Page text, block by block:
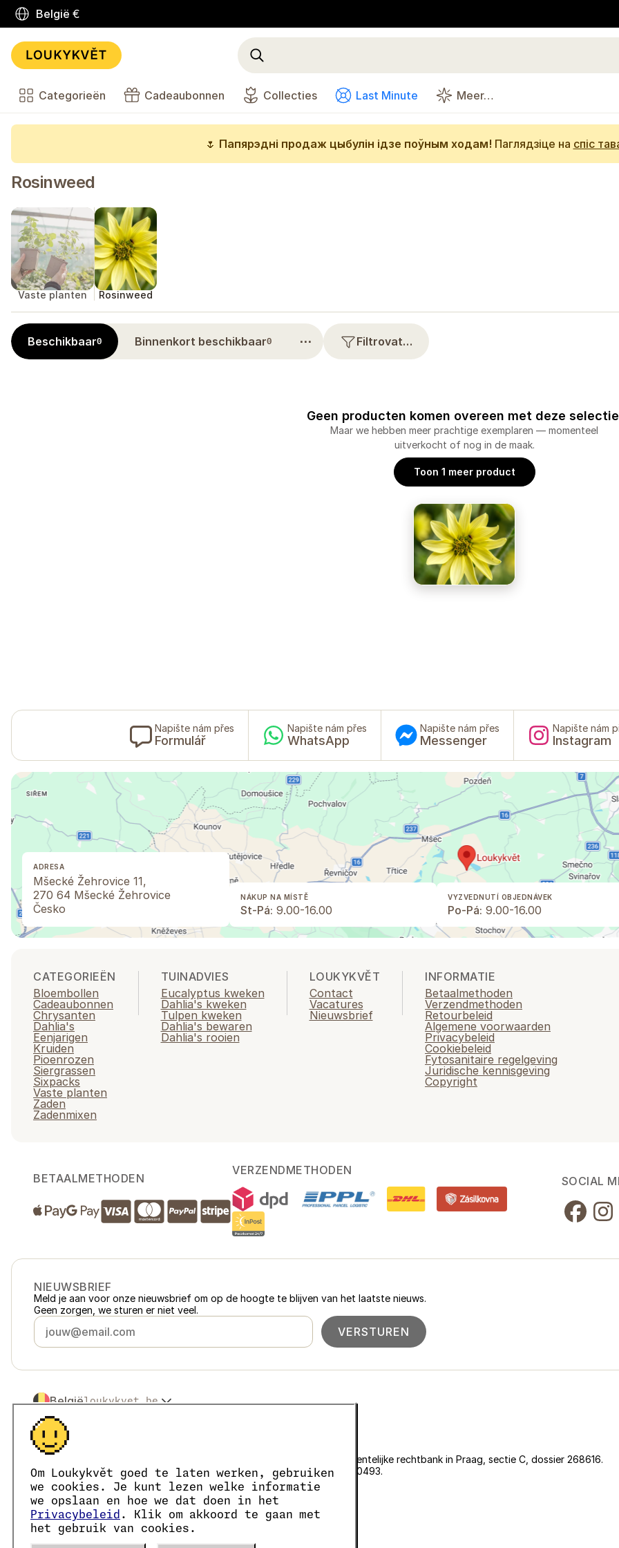
Om Loukykvět goed te laten werken, gebruiken
we cookies. Je kunt lezen welke informatie
we opslaan en hoe we dat doen in het
Privacybeleid . Klik om akkoord te gaan met
het gebruik van cookies.
België €
Categorieën Cadeaubonnen Collecties Last Minute Meer…
🌷 Папярэдні продаж цыбулін ідзе поўным ходам! Паглядзіце на спіс
Rosinweed
Vaste planten Rosinweed
Beschikbaar0 Binnenkort beschikbaar0 ⋯ Filtrovat…
Geen producten komen overeen met deze
Maar we hebben meer prachtige exemplaren — momenteel
uitverkocht of nog in de maak.
Toon 1 meer product
Napište nám přes
Formulář
Napište nám přes
WhatsApp
Napište nám přes
Messenger
Napište nám
Instagram
ADRESA
Mšecké Žehrovice 11,
270 64 Mšecké Žehrovice
Česko
NÁKUP NA MÍSTĚ
St-Pá: 9.00-16.00
VYZVEDNUTÍ OBJEDNÁVEK
Po-Pá: 9.00-16.00
CATEGORIEËN
Bloembollen
Cadeaubonnen
Chrysanten
Dahlia's
Eenjarigen
Kruiden
Pioenrozen
Siergrassen
Sixpacks
Vaste planten
Zaden
Zadenmixen
TUINADVIES
Eucalyptus kweken
Dahlia's kweken
Tulpen kweken
Dahlia's bewaren
Dahlia's rooien
LOUKYKVĚT
Contact
Vacatures
Nieuwsbrief
INFORMATIE
Betaalmethoden
Verzendmethoden
Retourbeleid
Algemene voorwaarden
Privacybeleid
Cookiebeleid
Fytosanitaire regelgeving
Juridische kennisgeving
Copyright
BETAALMETHODEN
VERZENDMETHODEN
SOCIAL
NIEUWSBRIEF
Meld je aan voor onze nieuwsbrief om op de hoogte te blijven van het laatste nieuws.
Geen zorgen, we sturen er niet veel.
VERSTUREN
Belgiëloukykvet.be
Česko
Slovensko
Polskaloukykvet.pl
Österreich loukykvet.at
Deutschlandloukykvet.de
Franceloukykvet.fr
Danmarkloukykvet.dk
Eesti loukykvet.ee
© 2016 →
Loukykvět s.r.o. staat ingeschreven in het handelsregister van de gemeentelijke rechtbank in Praag, sectie C, dossier 268616.
We zijn aangesloten bij het EKO-KOM-systeem onder nummer EKF00180493.
Wij geven plantenpaspoorten af onder registratienummer 0636.
Ons registratienummer is 05663687, het btw-nummer is CZ05663687.
Het ID van de data box is eng827q.
Het EORI-nummer is CZ05663687.
Wij zijn btw-plichtig.